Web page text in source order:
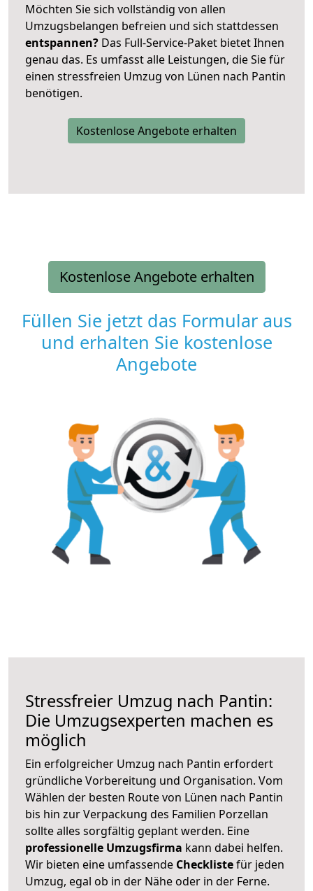
Möchten Sie sich vollständig von allen
Umzugsbelangen befreien und sich stattdessen
entspannen? Das Full-Service-Paket bietet Ihnen
genau das. Es umfasst alle Leistungen, die Sie für
einen stressfreien Umzug von Lünen nach Pantin
benötigen.
Kostenlose Angebote erhalten
Kostenlose Angebote erhalten
Füllen Sie jetzt das Formular aus
und erhalten Sie kostenlose
Angebote
Stressfreier Umzug nach Pantin:
Die Umzugsexperten machen es
möglich
Ein erfolgreicher Umzug nach Pantin erfordert
gründliche Vorbereitung und Organisation. Vom
Wählen der besten Route von Lünen nach Pantin
bis hin zur Verpackung des Familien Porzellan
sollte alles sorgfältig geplant werden. Eine
professionelle Umzugsfirma kann dabei helfen.
Wir bieten eine umfassende Checklistefür jeden
Umzug, egal ob in der Nähe oder in der Ferne.